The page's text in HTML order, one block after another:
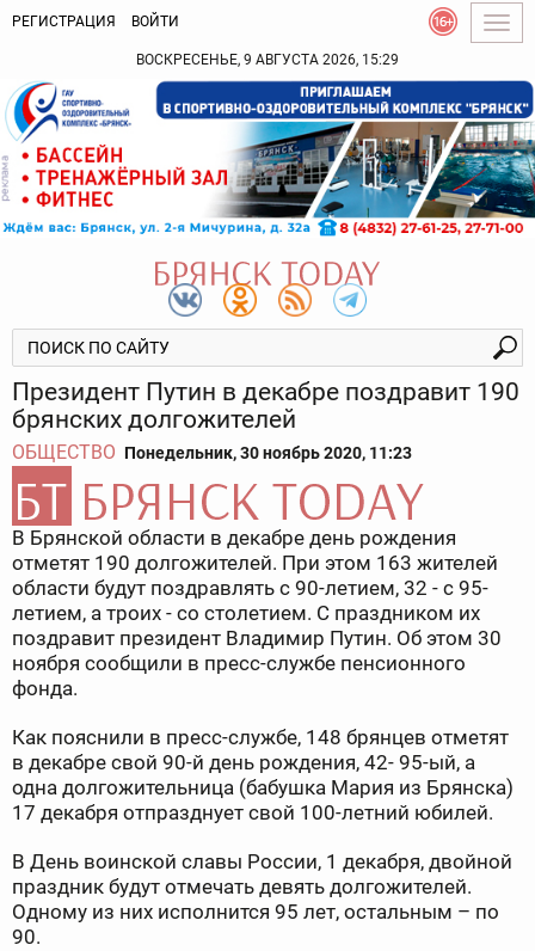
РЕГИСТРАЦИЯ ВОЙТИ
ВОСКРЕСЕНЬЕ, 9 АВГУСТА 2026, 15:29
Президент Путин в декабре поздравит 190
брянских долгожителей
ОБЩЕСТВО Понедельник, 30 ноябрь 2020, 11:23
В Брянской области в декабре день рождения
отметят 190 долгожителей. При этом 163 жителей
области будут поздравлять с 90-летием, 32 - с 95-
летием, а троих - со столетием. С праздником их
поздравит президент Владимир Путин. Об этом 30
ноября сообщили в пресс-службе пенсионного
фонда.
Как пояснили в пресс-службе, 148 брянцев отметят
в декабре свой 90-й день рождения, 42- 95-ый, а
одна долгожительница (бабушка Мария из Брянска)
17 декабря отпразднует свой 100-летний юбилей.
В День воинской славы России, 1 декабря, двойной
праздник будут отмечать девять долгожителей.
Одному из них исполнится 95 лет, остальным – по
90.